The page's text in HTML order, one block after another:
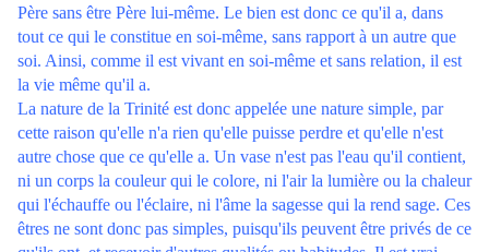
Père sans être Père lui-même. Le bien est donc ce qu'il a, dans
tout ce qui le constitue en soi-même, sans rapport à un autre que
soi. Ainsi, comme il est vivant en soi-même et sans relation, il est
la vie même qu'il a.
La nature de la Trinité est donc appelée une nature simple, par
cette raison qu'elle n'a rien qu'elle puisse perdre et qu'elle n'est
autre chose que ce qu'elle a. Un vase n'est pas l'eau qu'il contient,
ni un corps la couleur qui le colore, ni l'air la lumière ou la chaleur
qui l'échauffe ou l'éclaire, ni l'âme la sagesse qui la rend sage. Ces
êtres ne sont donc pas simples, puisqu'ils peuvent être privés de ce